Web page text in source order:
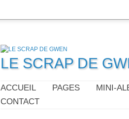
LE SCRAP DE
ACCUEIL PAGES
MINI-
CONTACT